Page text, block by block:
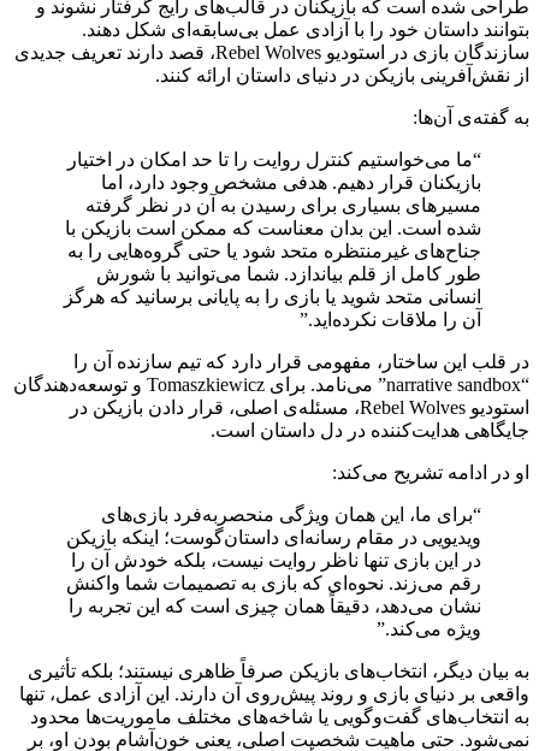
طراحی شده است که بازیکنان در قالب‌های رایج گرفتار نشوند و
بتوانند داستان خود را با آزادی عمل بی‌سابقه‌ای شکل دهند.
سازندگان بازی در استودیو Rebel Wolves، قصد دارند تعریف جدیدی
از نقش‌آفرینی بازیکن در دنیای داستان ارائه کنند.
به گفته‌ی آن‌ها:
“ما می‌خواستیم کنترل روایت را تا حد امکان در اختیار
بازیکنان قرار دهیم. هدفی مشخص وجود دارد، اما
مسیرهای بسیاری برای رسیدن به آن در نظر گرفته
شده است. این بدان معناست که ممکن است بازیکن با
جناح‌های غیرمنتظره متحد شود یا حتی گروه‌هایی را به
طور کامل از قلم بیاندازد. شما می‌توانید با شورش
انسانی متحد شوید یا بازی را به پایانی برسانید که هرگز
آن را ملاقات نکرده‌اید.”
در قلب این ساختار، مفهومی قرار دارد که تیم سازنده آن را
“narrative sandbox” می‌نامد. برای Tomaszkiewicz و توسعه‌دهندگان
استودیو Rebel Wolves، مسئله‌ی اصلی، قرار دادن بازیکن در
جایگاهی هدایت‌کننده در دل داستان است.
او در ادامه تشریح می‌کند:
“برای ما، این همان ویژ‌گی منحصر‌به‌فرد بازی‌های
ویدیویی در مقام رسانه‌ای داستان‌گوست؛ اینکه بازیکن
در این بازی تنها ناظر روایت نیست، بلکه خودش آن را
رقم می‌زند. نحوه‌ای که بازی به تصمیمات شما واکنش
نشان می‌دهد، دقیقاً همان چیزی است که این تجربه را
ویژه می‌کند.”
به بیان دیگر، انتخاب‌های بازیکن صرفاً ظاهری نیستند؛ بلکه تأثیری
واقعی بر دنیای بازی و روند پیش‌روی آن دارند. این آزادی عمل، تنها
به انتخاب‌های گفت‌وگویی یا شاخه‌های مختلف ماموریت‌ها محدود
نمی‌شود. حتی ماهیت شخصیت اصلی، یعنی خون‌آشام بودن او، بر